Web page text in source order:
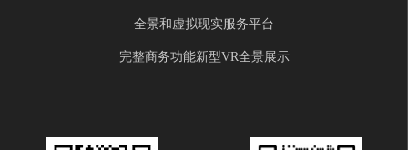
全景和虚拟现实服务平台
完整商务功能新型VR全景展示